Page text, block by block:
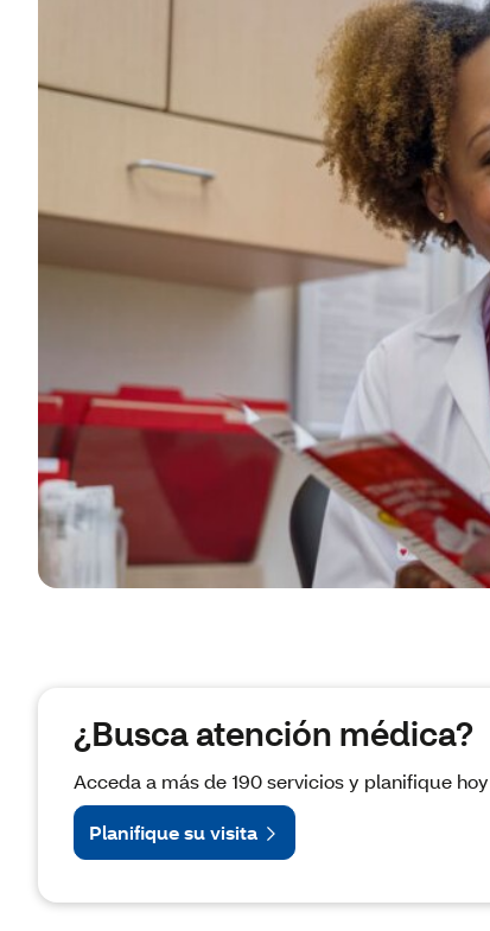
¿Busca atención médica?
Acceda a más de 190 servicios y planifique
Planifique su visita